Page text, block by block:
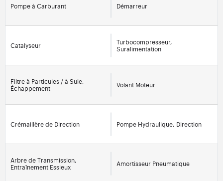
Pompe à Carburant Démarreur
Catalyseur
Turbocompresseur,
Suralimentation
Filtre à Particules / à Suie,
Échappement
Volant Moteur
Crémaillère de Direction Pompe Hydraulique, Direction
Arbre de Transmission,
Entraînement Essieux
Amortisseur Pneumatique